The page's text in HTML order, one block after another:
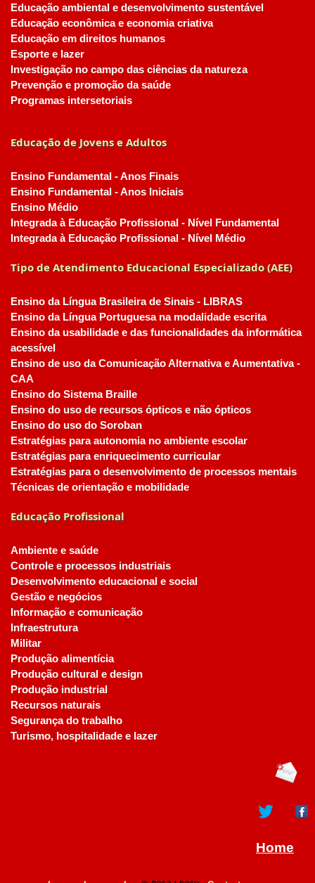
Educação ambiental e desenvolvimento sustentável
Educação econômica e economia criativa
Educação em direitos humanos
Esporte e lazer
Investigação no campo das ciências da natureza
Prevenção e promoção da saúde
Programas intersetoriais
Educação de Jovens e Adultos
Ensino Fundamental - Anos Finais
Ensino Fundamental - Anos Iniciais
Ensino Médio
Integrada à Educação Profissional - Nível Fundamental
Integrada à Educação Profissional - Nível Médio
Tipo de Atendimento Educacional Especializado (AEE)
Ensino da Língua Brasileira de Sinais - LIBRAS
Ensino da Língua Portuguesa na modalidade escrita
Ensino da usabilidade e das funcionalidades da informática
acessível
Ensino de uso da Comunicação Alternativa e Aumentativa -
CAA
Ensino do Sistema Braille
Ensino do uso de recursos ópticos e não ópticos
Ensino do uso do Soroban
Estratégias para autonomia no ambiente escolar
Estratégias para enriquecimento curricular
Estratégias para o desenvolvimento de processos mentais
Técnicas de orientação e mobilidade
Educação Profissional
Ambiente e saúde
Controle e processos industriais
Desenvolvimento educacional e social
Gestão e negócios
Informação e comunicação
Infraestrutura
Militar
Produção alimentícia
Produção cultural e design
Produção industrial
Recursos naturais
Segurança do trabalho
Turismo, hospitalidade e lazer
Home